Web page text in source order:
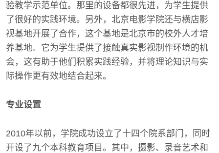
验教学示范单位。那里的设备都很先进，为学生提供
了很好的实践环境。另外，北京电影学院还与横店影
视基地开展了合作，这个基地是北京市的校外人才培
养基地。它为学生提供了接触真实影视制作环境的机
会，这有助于他们积累实践经验，并将理论知识与实
际操作更有效地结合起来。
专业设置
2010年以前，学院成功设立了十四个院系部门，同时
开设了九个本科教育项目。其中，摄影、录音艺术和